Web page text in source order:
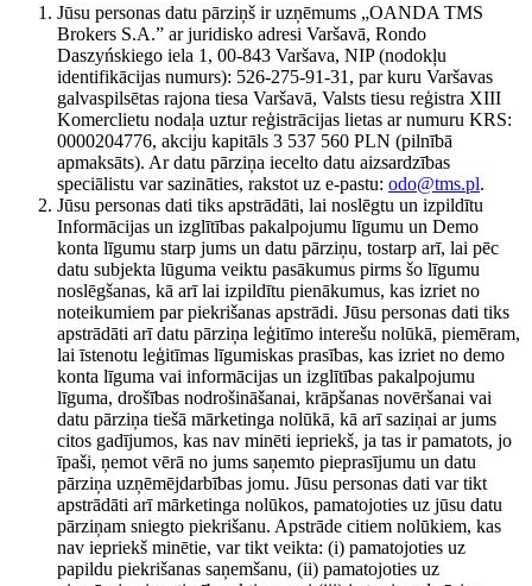
Jūsu personas datu pārziņš ir uzņēmums „OANDA TMS
Brokers S.A.” ar juridisko adresi Varšavā, Rondo
Daszyńskiego iela 1, 00-843 Varšava, NIP (nodokļu
identifikācijas numurs): 526-275-91-31, par kuru Varšavas
galvaspilsētas rajona tiesa Varšavā, Valsts tiesu reģistra XIII
Komerclietu nodaļa uztur reģistrācijas lietas ar numuru KRS:
0000204776, akciju kapitāls 3 537 560 PLN (pilnībā
apmaksāts). Ar datu pārziņa iecelto datu aizsardzības
speciālistu var sazināties, rakstot uz e-pastu: odo@tms.pl.
Jūsu personas dati tiks apstrādāti, lai noslēgtu un izpildītu
Informācijas un izglītības pakalpojumu līgumu un Demo
konta līgumu starp jums un datu pārziņu, tostarp arī, lai pēc
datu subjekta lūguma veiktu pasākumus pirms šo līgumu
noslēgšanas, kā arī lai izpildītu pienākumus, kas izriet no
noteikumiem par piekrišanas apstrādi. Jūsu personas dati tiks
apstrādāti arī datu pārziņa leģitīmo interešu nolūkā, piemēram,
lai īstenotu leģitīmas līgumiskas prasības, kas izriet no demo
konta līguma vai informācijas un izglītības pakalpojumu
līguma, drošības nodrošināšanai, krāpšanas novēršanai vai
datu pārziņa tiešā mārketinga nolūkā, kā arī saziņai ar jums
citos gadījumos, kas nav minēti iepriekš, ja tas ir pamatots, jo
īpaši, ņemot vērā no jums saņemto pieprasījumu un datu
pārziņa uzņēmējdarbības jomu. Jūsu personas dati var tikt
apstrādāti arī mārketinga nolūkos, pamatojoties uz jūsu datu
pārziņam sniegto piekrišanu. Apstrāde citiem nolūkiem, kas
nav iepriekš minētie, var tikt veikta: (i) pamatojoties uz
papildu piekrišanas saņemšanu, (ii) pamatojoties uz